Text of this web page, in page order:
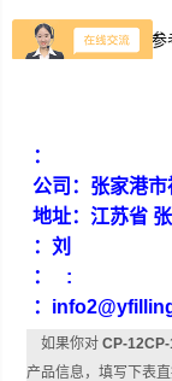
车间实拍图片供参
：
公司：张家港
地址：江苏省
：刘
： :
：
如果你对CP-
产品信息，填写下表直